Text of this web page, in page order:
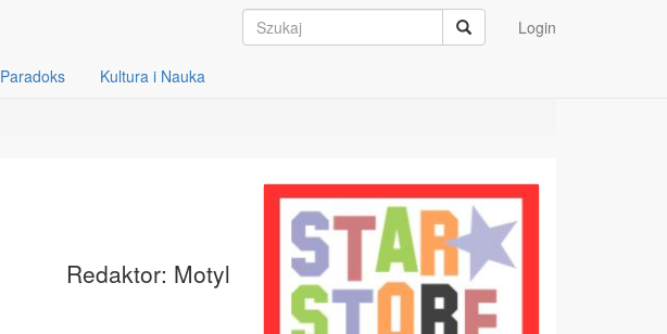
Login
Paradoks
Kultura i Nauka
Redaktor: Motyl